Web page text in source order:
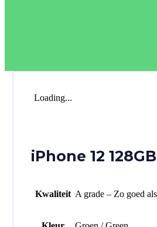
Loading...
iPhone 12
Kwaliteit A grade – Zo goed